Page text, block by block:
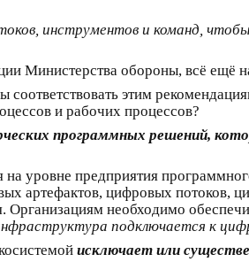
инструментов и команд,
Министерства обороны, всё ещё
этим
и рабочих процессов?
программных решений,
на уровне предприятия
артефактов, цифровых потоков,
Организациям необходимо
подключается к
исключает или